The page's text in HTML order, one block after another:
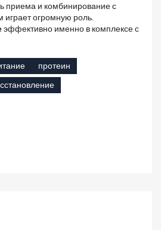
приема и комбинирование с
огромную роль.
эффективно именно в комплексе с
протеин